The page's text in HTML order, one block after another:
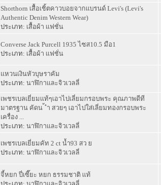
Shorthorn เสื้อเชิ้ตคาวบอยจากแบรนด์ Levi's (Levi's
Authentic Denim Western Wear)
ประเภท: เสื้อผ้า แฟชั่น
Converse Jack Purcell 1935 ไซส10.5 มือ1
ประเภท: เสื้อผ้า แฟชั่น
แหวนเงินหัวบุษราคัม
ประเภท: นาฬิกาและจิวเวลลี่
เพชรเบลเยี่ยมแท้ๆเอาไปเลี่ยมกรอบพระ คุณภาพดีที
มาตรฐาน คัดน ้ ำ สวยๆ เอาไปใส่เลี่ยมทองกรอบพระ
เครื่อง ...
ประเภท: นาฬิกาและจิวเวลลี่
เพชรเบลเยี่ยมคัท 2 ct น้ำ93 สว ย
ประเภท: นาฬิกาและจิวเวลลี่
จี้หยก ปี่เซี๊ยะ หยก ธรรมชาติ แท้